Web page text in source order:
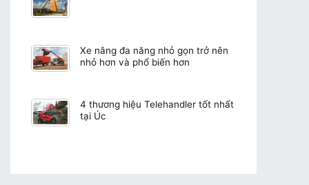
Xe nâng đa năng nhỏ gọn trở nên
nhỏ hơn và phổ biến hơn
4 thương hiệu Telehandler tốt nhất
tại Úc